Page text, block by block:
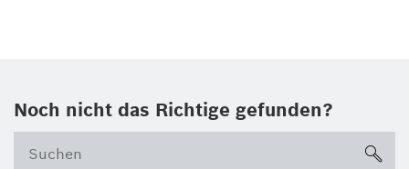
Noch nicht das Richtige gefunden?